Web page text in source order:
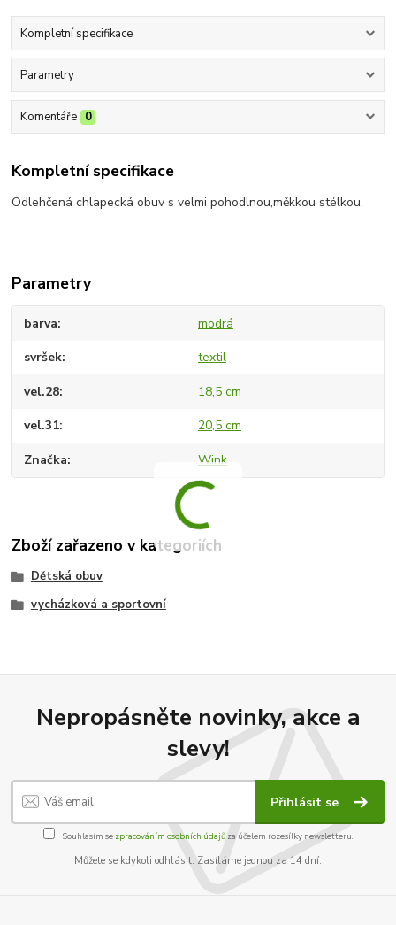
Kompletní specifikace
Parametry
Komentáře 0
Kompletní specifikace
Odlehčená chlapecká obuv s velmi pohodlnou,měkkou stélkou.
Parametry
barva modrá
svršek textil
vel.28 18,5 cm
vel.31 20,5 cm
Značka Wink
Zboží zařazeno v kategoriích
Dětská obuv
vycházková a sportovní
Nepropásněte novinky, akce a
slevy!
Přihlásit se
Souhlasím se zpracováním osobních údajůza účelem rozesílky newsletteru.
Můžete se kdykoli odhlásit. Zasíláme jednou za 14 dní.